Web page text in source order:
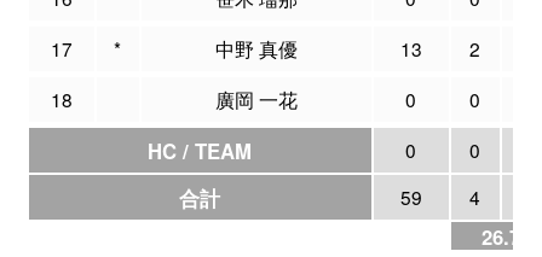
17
* 中野 真優 13 2
18
廣岡 一花 0 0
HC / TEAM 0 0
合計 59 4
26.7%